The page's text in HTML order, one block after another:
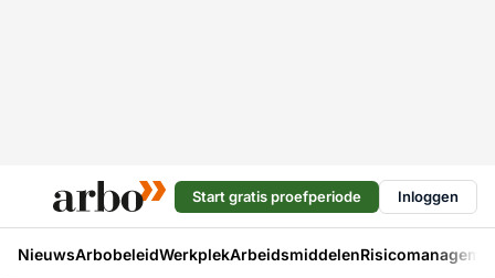
Start gratis proefperiode Inloggen
NieuwsArbobeleidWerkplekArbeidsmiddelen